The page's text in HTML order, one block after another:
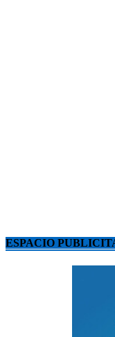
ESPACIO